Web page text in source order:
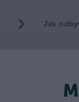
Jak